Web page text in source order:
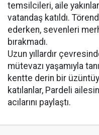
temsilcileri, aile
vatandaş katıldı.
ederken, sevenleri
bırakmadı.
Uzun yıllardır
mütevazı yaşamıyla
kentte derin bir
katılanlar, Pardeli
acılarını paylaştı.